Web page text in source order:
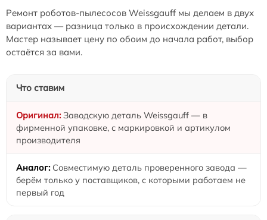
Ремонт роботов-пылесосов Weissgauff мы делаем в двух
вариантах — разница только в происхождении детали.
Мастер называет цену по обоим до начала работ, выбор
остаётся за вами.
Что ставим
Заводскую деталь Weissgauff — в
фирменной упаковке, с маркировкой и артикулом
производителя
Совместимую деталь проверенного завода —
берём только у поставщиков, с которыми работаем не
первый год